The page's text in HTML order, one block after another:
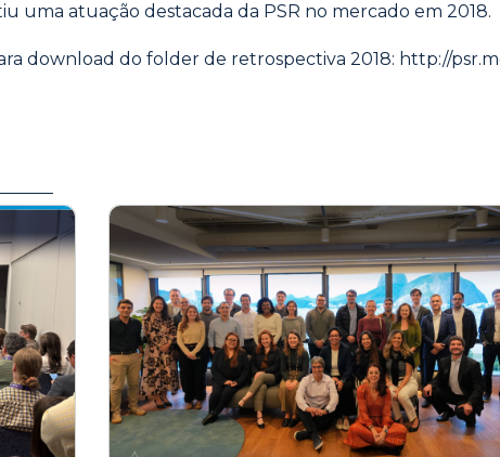
uma atuação destacada da PSR no mercado em 2018.
download do folder de retrospectiva 2018: http://